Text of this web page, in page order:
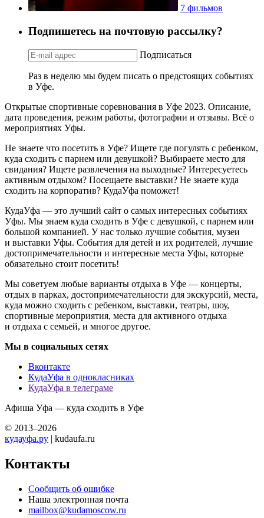
7 фильмов
Подпишетесь на почтовую рассылку?
Подписаться
Раз в неделю мы будем писать о предстоящих событиях
в Уфе.
Открытые спортивные соревнования в Уфе 2023. Описание,
дата проведения, режим работы, фотографии и отзывы. Всё о
мероприятиях Уфы.
Не знаете что посетить в Уфе? Ищете где погулять с ребенком,
куда сходить с парнем или девушкой? Выбираете место для
свидания? Ищете развлечения на выходные? Интересуетесь
активным отдыхом? Посещаете выставки? Не знаете куда
сходить на корпоратив? КудаУфа поможет!
КудаУфа — это лучший сайт о самых интересных событиях
Уфы. Мы знаем куда сходить в Уфе с девушкой, с парнем или
большой компанией. У нас только лучшие события, музеи
и выставки Уфы. События для детей и их родителей, лучшие
достопримечательности и интересные места Уфы, которые
обязательно стоит посетить!
Мы советуем любые варианты отдыха в Уфе — концерты,
отдых в парках, достопримечательности для экскурсий, места,
куда можно сходить с ребенком, выставки, театры, шоу,
спортивные мероприятия, места для активного отдыха
и отдыха с семьей, и многое другое.
Мы в социальных сетях
Вконтакте
КудаУфа в однокласниках
КудаУфа в телеграме
Афиша Уфа — куда сходить в Уфе
© 2013–2026
кудауфа.ру | kudaufa.ru
Контакты
Сообщить об ошибке
Наша электронная почта
mailbox@kudamoscow.ru